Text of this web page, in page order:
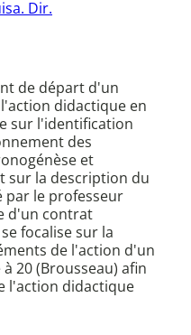
Dir.
de départ d'un
didactique en
sur l'identification
des
et
sur la description du
par le professeur
d'un contrat
focalise sur la
de l'action d'un
20 (Brousseau) afin
l'action didactique